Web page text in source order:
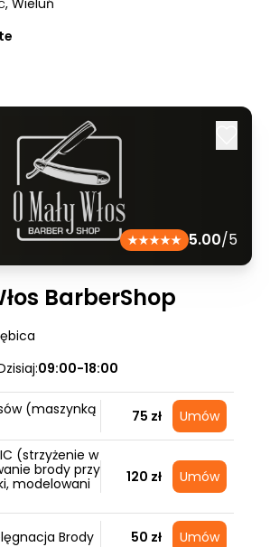
, Wieluń
5.00/5
BarberShop
09:00-18:00
(maszynką
75 zł Umów
(strzyżenie w
brody przy
modelowani
120 zł Umów
Brody 50 zł Umów